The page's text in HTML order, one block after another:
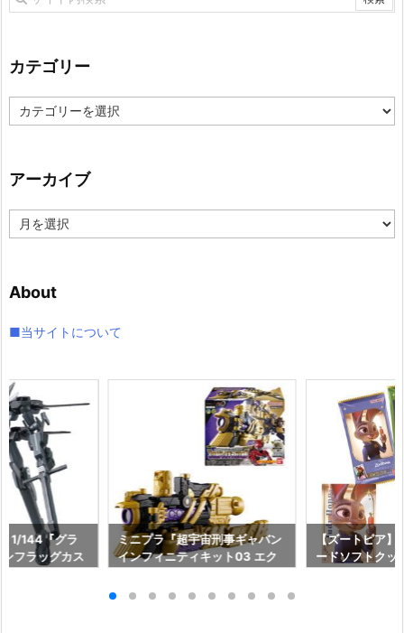
カテゴリー
テ
ー
アーカイブ
ー
ブ
About
■当サイトについて
1/144『グラ
フラッグカス
ミニプラ『超宇宙刑事ギャバン
インフィニティキット03 エク
ラモデル予約【バンダイ】より
【ズートピア
ードソフトクッ